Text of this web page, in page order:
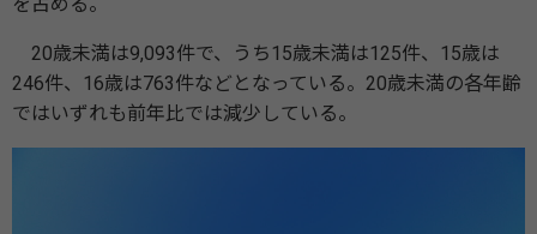
を占める。
20歳未満は9,093件で、うち15歳未満は125件、15歳は
246件、16歳は763件などとなっている。20歳未満の各年齢
ではいずれも前年比では減少している。